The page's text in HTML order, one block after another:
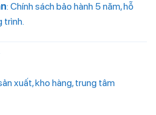
: Chính sách bảo hành 5 năm, hỗ
trình.
xuất, kho hàng, trung tâm